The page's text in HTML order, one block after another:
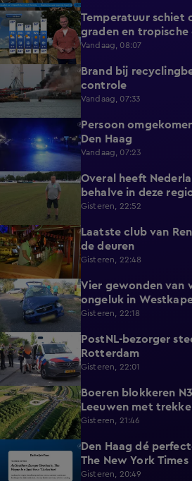
1:03
Temperatuur schiet
graden en tropische
Vandaag, 08:07
0:36
Brand bij
controle
Vandaag, 07:33
Persoon
Den Haag
Vandaag, 07:23
1:54
Overal heeft
behalve in deze
Gisteren, 22:52
2:08
Laatste club van
de deuren
Gisteren, 22:48
0:30
Vier gewonden van
ongeluk in
Gisteren, 22:18
0:26
PostNL-bezorger
Rotterdam
Gisteren, 22:01
0:33
Boeren blokkeren
Leeuwen met
Gisteren, 21:46
Den Haag dé
The New York Times
Gisteren, 20:49